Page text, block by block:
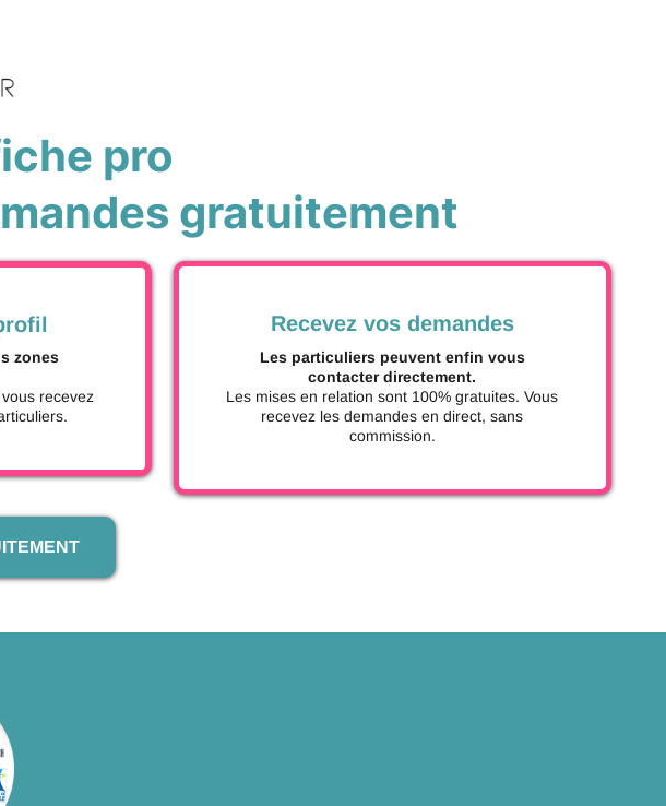
pro
gratuitement
zones
recevez
Recevez vos demandes
Les particuliers peuvent enfin vous
contacter directement.
Les mises en relation sont 100% gratuites. Vous
recevez les demandes en direct, sans
commission.